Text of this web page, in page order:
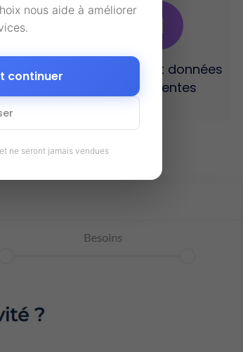
Modèles et données
intelligentes
nous aide à améliorer
continuer
ne seront jamais vendues